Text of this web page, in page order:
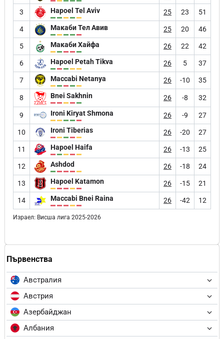
Първенства
Австралия
Австрия
Азербайджан
Албания
3 Hapoel Tel Aviv 25 23 51
4 Макаби Тел Авив 25 20 46
5 Макаби Хайфа 26 22 42
6 Hapoel Petah Tikva 26 5 37
7 Maccabi Netanya 26 -10 35
8 Bnei Sakhnin 26 -8 32
9 Ironi Kiryat Shmona 26 -9 27
10 Ironi Tiberias 26 -20 27
11 Hapoel Haifa 26 -13 25
12 Ashdod 26 -18 24
13 Hapoel Katamon 26 -15 21
14 Maccabi Bnei Raina 26 -42 12
Израел: Висша лига 2025-2026